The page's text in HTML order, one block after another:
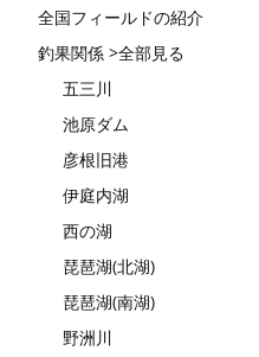
全国フィールドの紹介
釣果関係 >全部見る
五三川
池原ダム
彦根旧港
伊庭内湖
西の湖
琵琶湖(北湖)
琵琶湖(南湖)
野洲川